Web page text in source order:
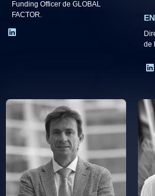
Funding Officer de GLOBAL
FACTOR.​
de